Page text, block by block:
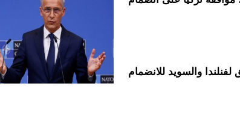
والسويد للانضمام